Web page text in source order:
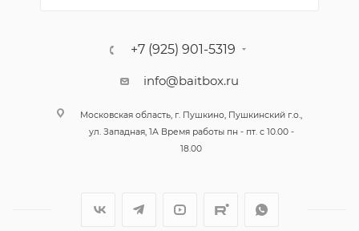
+7 (925) 901-5319
info@baitbox.ru
Московская область, г. Пушкино, Пушкинский г.о.,
ул. Западная, 1А Время работы пн - пт. с 10.00 -
18.00